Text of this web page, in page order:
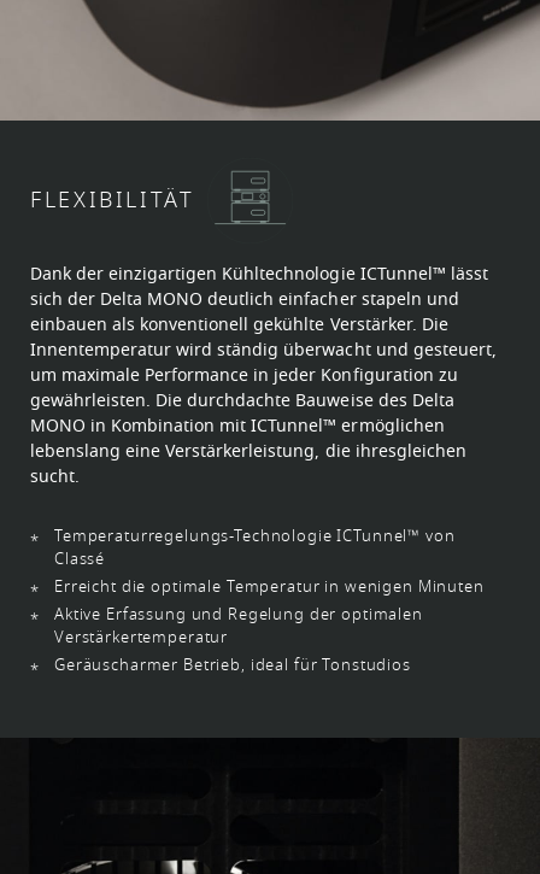
FLEXIBILITÄT
Dank der einzigartigen Kühltechnologie ICTunnel™ lässt
sich der Delta MONO deutlich einfacher stapeln und
einbauen als konventionell gekühlte Verstärker. Die
Innentemperatur wird ständig überwacht und gesteuert,
um maximale Performance in jeder Konfiguration zu
gewährleisten. Die durchdachte Bauweise des Delta
MONO in Kombination mit ICTunnel™ ermöglichen
lebenslang eine Verstärkerleistung, die ihresgleichen
sucht.
Temperaturregelungs-Technologie ICTunnel™ von
Classé
Erreicht die optimale Temperatur in wenigen Minuten
Aktive Erfassung und Regelung der optimalen
Verstärkertemperatur
Geräuscharmer Betrieb, ideal für Tonstudios